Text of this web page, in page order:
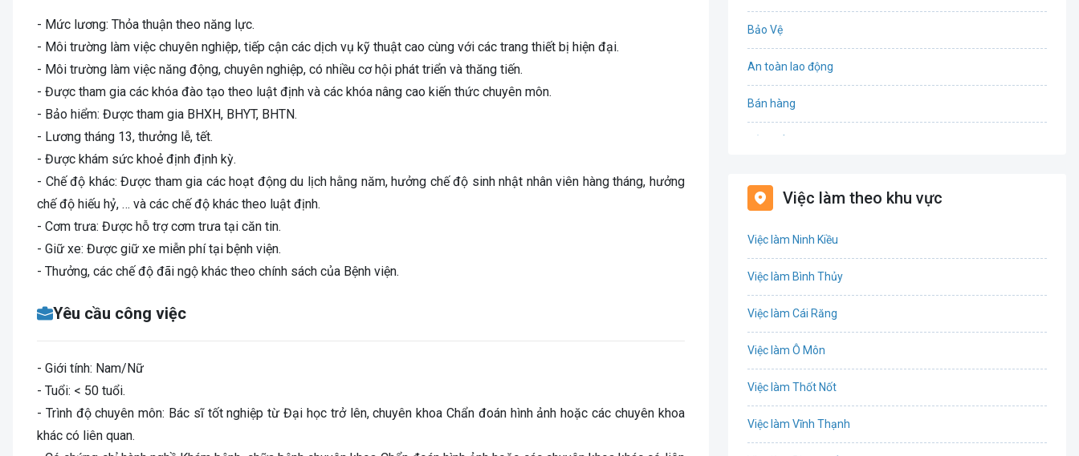
- Mức lương: Thỏa thuận theo năng lực.
- Môi trường làm việc chuyên nghiệp, tiếp cận các dịch vụ kỹ thuật cao cùng với các trang thiết bị hiện đại.
- Môi trường làm việc năng động, chuyên nghiệp, có nhiều cơ hội phát triển và thăng tiến.
- Được tham gia các khóa đào tạo theo luật định và các khóa nâng cao kiến thức chuyên môn.
- Bảo hiểm: Được tham gia BHXH, BHYT, BHTN.
- Lương tháng 13, thưởng lễ, tết.
- Được khám sức khoẻ định định kỳ.
- Chế độ khác: Được tham gia các hoạt động du lịch hằng năm, hưởng chế độ sinh nhật nhân viên hàng tháng, hưởng
chế độ hiếu hỷ, … và các chế độ khác theo luật định.
- Cơm trưa: Được hỗ trợ cơm trưa tại căn tin.
- Giữ xe: Được giữ xe miễn phí tại bệnh viện.
- Thưởng, các chế độ đãi ngộ khác theo chính sách của Bệnh viện.
Yêu cầu công việc
- Giới tính: Nam/Nữ
- Tuổi: < 50 tuổi.
- Trình độ chuyên môn: Bác sĩ tốt nghiệp từ Đại học trở lên, chuyên khoa Chẩn đoán hình ảnh hoặc các chuyên khoa
khác có liên quan.
Bảo Vệ
An toàn lao động
Bán hàng
Biên phiên dịch
Việc làm theo khu vực
Việc làm Ninh Kiều
Việc làm Bình Thủy
Việc làm Cái Răng
Việc làm Ô Môn
Việc làm Thốt Nốt
Việc làm Vĩnh Thạnh